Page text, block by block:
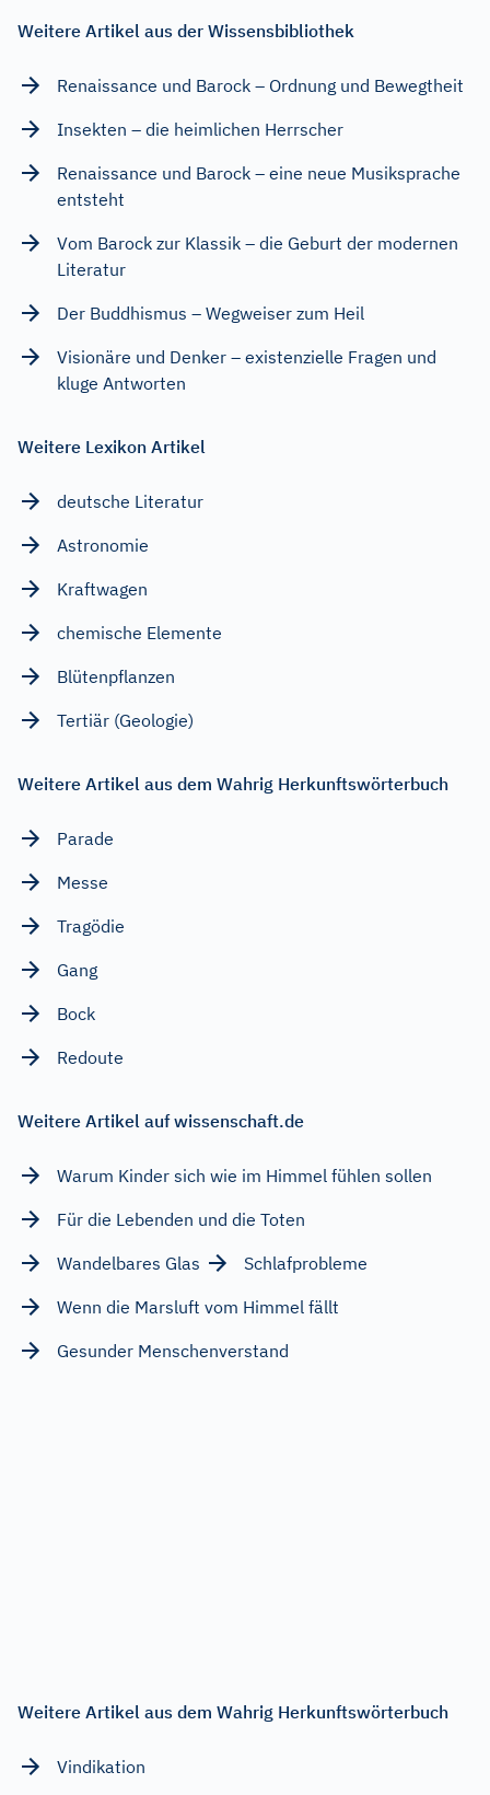
Weitere Artikel aus der Wissensbibliothek
Renaissance und Barock – Ordnung und Bewegtheit
Insekten – die heimlichen Herrscher
Renaissance und Barock – eine neue Musiksprache
entsteht
Vom Barock zur Klassik – die Geburt der modernen
Literatur
Der Buddhismus – Wegweiser zum Heil
Visionäre und Denker – existenzielle Fragen und
kluge Antworten
Weitere Lexikon Artikel
deutsche Literatur
Astronomie
Kraftwagen
chemische Elemente
Blütenpflanzen
Tertiär (Geologie)
Weitere Artikel aus dem Wahrig Herkunftswörterbuch
Parade
Messe
Tragödie
Gang
Bock
Redoute
Weitere Artikel auf wissenschaft.de
Warum Kinder sich wie im Himmel fühlen sollen
Für die Lebenden und die Toten
Wandelbares Glas
Schlafprobleme
Wenn die Marsluft vom Himmel fällt
Gesunder Menschenverstand
Weitere Artikel aus dem Wahrig Herkunftswörterbuch
Vindikation